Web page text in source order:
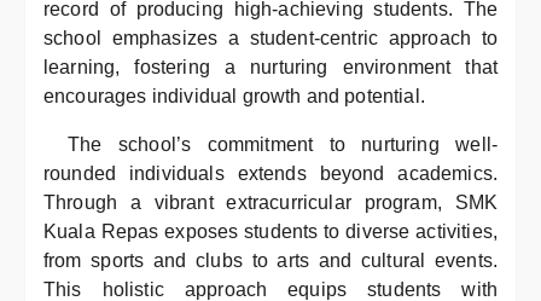
record of producing high-achieving students. The
school emphasizes a student-centric approach to
learning, fostering a nurturing environment that
encourages individual growth and potential.
The school’s commitment to nurturing well-
rounded individuals extends beyond academics.
Through a vibrant extracurricular program, SMK
Kuala Repas exposes students to diverse activities,
from sports and clubs to arts and cultural events.
This holistic approach equips students with